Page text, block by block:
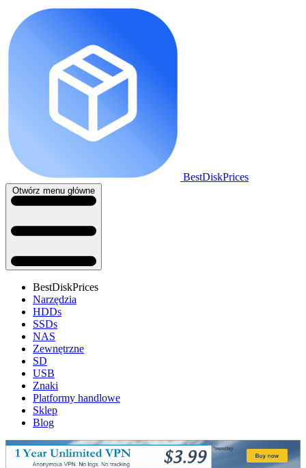
BestDiskPrices
Otwórz menu główne
BestDiskPrices
Narzędzia
HDDs
SSDs
NAS
Zewnętrzne
SD
USB
Znaki
Platformy handlowe
Sklep
Blog